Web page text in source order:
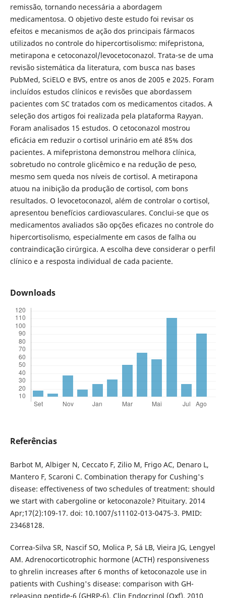
remissão, tornando necessária a abordagem
medicamentosa. O objetivo deste estudo foi revisar os
efeitos e mecanismos de ação dos principais fármacos
utilizados no controle do hipercortisolismo: mifepristona,
metirapona e cetoconazol/levocetoconazol. Trata-se de uma
revisão sistemática da literatura, com busca nas bases
PubMed, SciELO e BVS, entre os anos de 2005 e 2025. Foram
incluídos estudos clínicos e revisões que abordassem
pacientes com SC tratados com os medicamentos citados. A
seleção dos artigos foi realizada pela plataforma Rayyan.
Foram analisados 15 estudos. O cetoconazol mostrou
eficácia em reduzir o cortisol urinário em até 85% dos
pacientes. A mifepristona demonstrou melhora clínica,
sobretudo no controle glicêmico e na redução de peso,
mesmo sem queda nos níveis de cortisol. A metirapona
atuou na inibição da produção de cortisol, com bons
resultados. O levocetoconazol, além de controlar o cortisol,
apresentou benefícios cardiovasculares. Conclui-se que os
medicamentos avaliados são opções eficazes no controle do
hipercortisolismo, especialmente em casos de falha ou
contraindicação cirúrgica. A escolha deve considerar o perfil
clínico e a resposta individual de cada paciente.
Downloads
Referências
Barbot M, Albiger N, Ceccato F, Zilio M, Frigo AC, Denaro L,
Mantero F, Scaroni C. Combination therapy for Cushing's
disease: effectiveness of two schedules of treatment: should
we start with cabergoline or ketoconazole? Pituitary. 2014
Apr;17(2):109-17. doi: 10.1007/s11102-013-0475-3. PMID:
23468128.
Correa-Silva SR, Nascif SO, Molica P, Sá LB, Vieira JG, Lengyel
AM. Adrenocorticotrophic hormone (ACTH) responsiveness
to ghrelin increases after 6 months of ketoconazole use in
patients with Cushing's disease: comparison with GH-
releasing peptide-6 (GHRP-6). Clin Endocrinol (Oxf). 2010